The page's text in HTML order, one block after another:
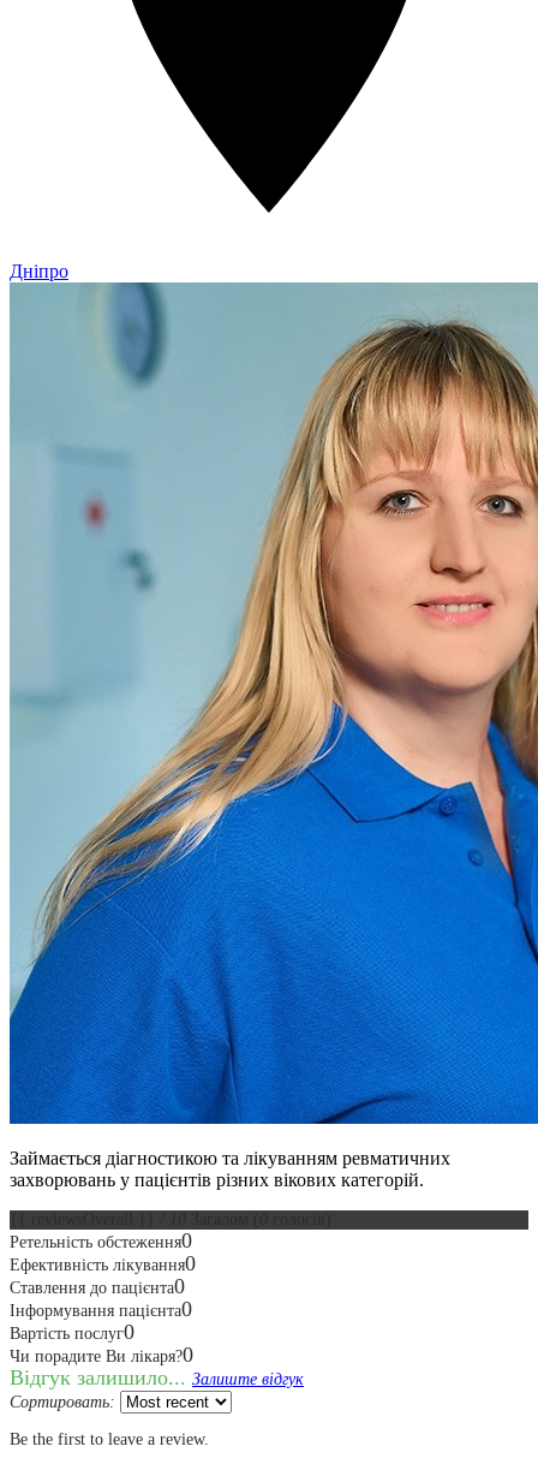
Дніпро
Займається діагностикою та лікуванням ревматичних
захворювань у пацієнтів різних вікових категорій.
Ретельність обстеження0
Ефективність лікування0
Ставлення до пацієнта0
Інформування пацієнта0
Вартість послуг0
Чи порадите Ви лікаря?0
Відгук залишило... Залиште відгук
Сортировать:
Be the first to leave a review.